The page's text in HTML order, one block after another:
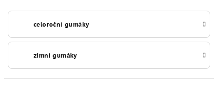
celoroční gumáky
zimní gumáky